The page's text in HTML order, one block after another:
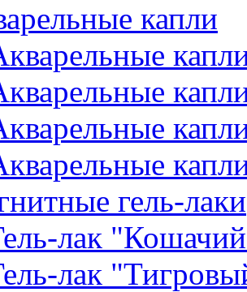
капли
гель-лаки
лак
лак